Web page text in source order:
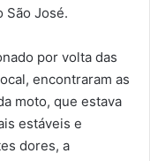
São José.
por volta das
encontraram as
moto, que estava
estáveis e
dores, a